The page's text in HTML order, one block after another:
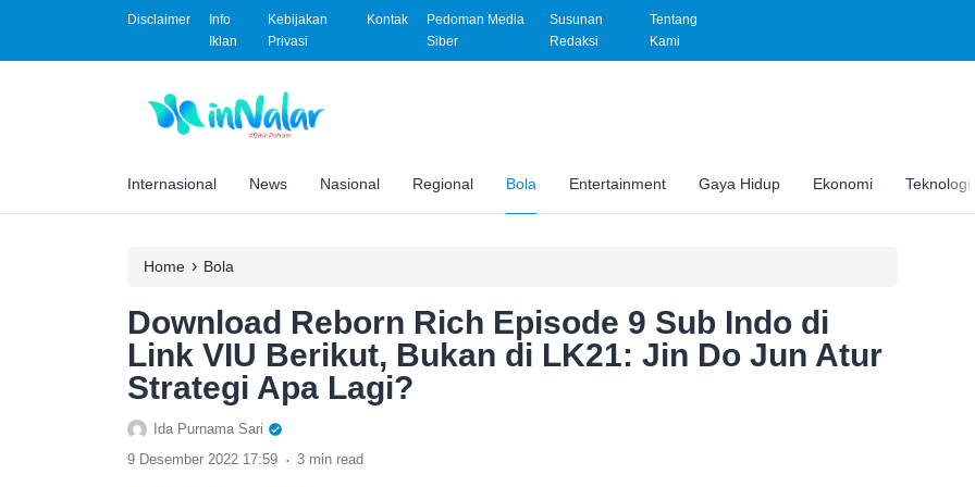
Disclaimer
Info
Iklan
Kebijakan
Privasi
Kontak
Pedoman Media
Siber
Susunan
Redaksi
Tentang
Kami
Internasional News Nasional Regional Bola Entertainment Gaya Hidup Ekonomi Teknologi
Home › Bola
Download Reborn Rich Episode 9 Sub Indo di
Link VIU Berikut, Bukan di LK21: Jin Do Jun Atur
Strategi Apa Lagi?
Ida Purnama Sari
9 Desember 2022 17:59 . 3 min read